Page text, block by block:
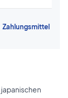
Zahlungsmittel